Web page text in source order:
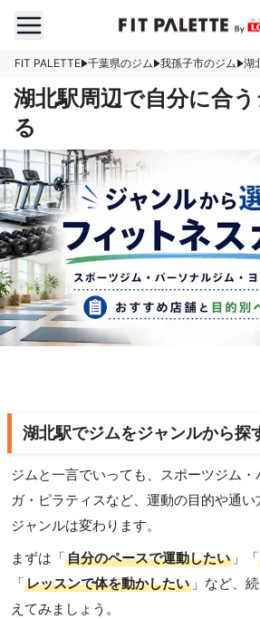
FIT PALETTE 千葉県のジム 我孫子市のジム 湖
湖北駅周辺で自分に合
る
湖北駅でジムをジャンルから探
ジムと一言でいっても、スポーツジム・
ガ・ピラティスなど、運動の目的や通
ジャンルは変わります。
まずは「自分のペースで運動したい 」「
「レッスンで体を動かしたい 」など、
えてみましょう。